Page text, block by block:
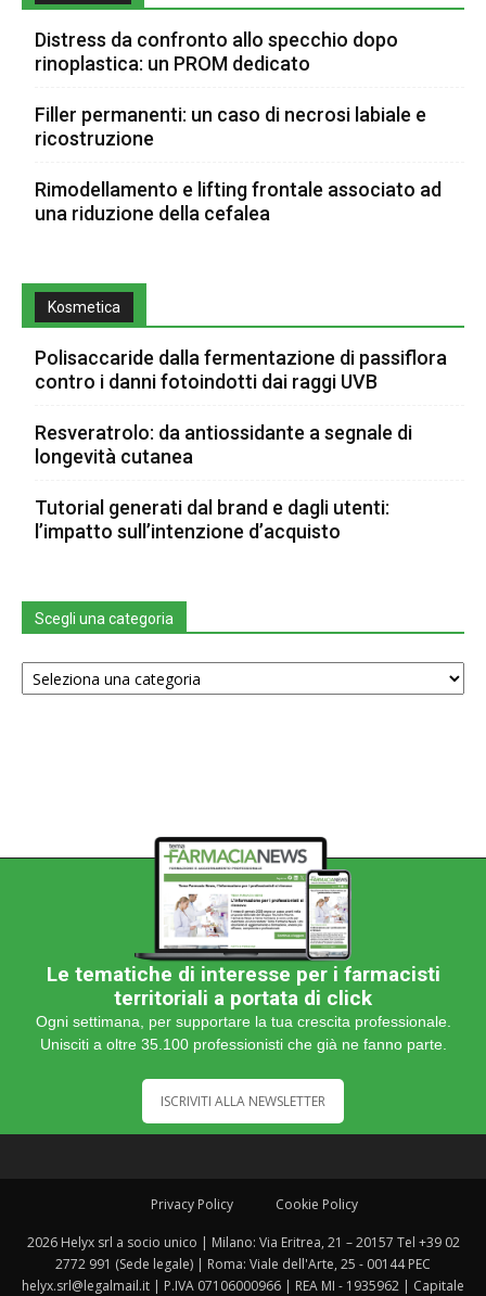
Distress da confronto allo specchio dopo
rinoplastica: un PROM dedicato
Filler permanenti: un caso di necrosi labiale e
ricostruzione
Rimodellamento e lifting frontale associato ad
una riduzione della cefalea
Kosmetica
Polisaccaride dalla fermentazione di passiflora
contro i danni fotoindotti dai raggi UVB
Resveratrolo: da antiossidante a segnale di
longevità cutanea
Tutorial generati dal brand e dagli utenti:
l’impatto sull’intenzione d’acquisto
Scegli una categoria
Scegli
una
Le tematiche di interesse per i farmacisti
territoriali a portata di click
Ogni settimana, per supportare la tua crescita professionale.
Unisciti a oltre 35.100 professionisti che già ne fanno parte.
ISCRIVITI ALLA NEWSLETTER
Privacy Policy Cookie Policy
2026 Helyx srl a socio unico | Milano: Via Eritrea, 21 – 20157 Tel +39 02
2772 991 (Sede legale) | Roma: Viale dell'Arte, 25 - 00144 PEC
helyx.srl@legalmail.it | P.IVA 07106000966 | REA MI - 1935962 | Capitale